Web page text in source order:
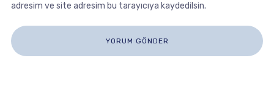
adresim ve site adresim bu tarayıcıya kaydedilsin.